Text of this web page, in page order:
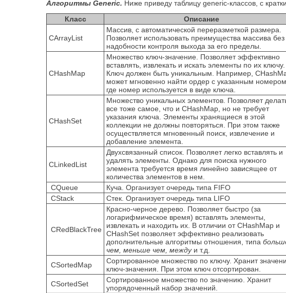
Алгоритмы Generic. Ниже приведу таблицу generic-классов, с
Класс
Описание
CArrayList
Массив, с автоматической переразметкой размера.
Позволяет использовать преимущества массива без
надобности контроля выхода за его пределы.
CHashMap
Множество ключ-значение. Позволяет эффективно
вставлять, извлекать и искать элементы по их ключу.
Ключ должен быть уникальным. Например,
может мгновенно найти ордер с указанным
где номер используется в виде ключа.
СHashSet
Множество уникальных элементов. Позволяет
все тоже самое, что и CHashMap, но не требует
указания ключа. Элементы хранящиеся в этой
коллекции не должны повторяться. При этом также
осуществляется мгновенный поиск, извлечение и
добавление элемента.
CLinkedList
Двухсвязанный список. Позволяет легко вставлять и
удалять элементы. Однако для поиска нужного
элемента требуется время линейно зависящее от
количества элементов в нем.
CQueue
Куча. Организует очередь типа FIFO
CStack
Стек. Организует очередь типа LIFO
CRedBlackTree
Красно-черное дерево. Позволяет быстро (за
логарифмическое время) вставлять элементы,
извлекать и находить их. В отличии от CHashMap и
CHashSet позволяет эффективно реализовать
дополнительные алгоритмы отношения, типа
чем, меньше чем, междуи т.д.
CSortedMap
Сортированное множество по ключу. Хранит
ключ-значения. При этом ключ отсортирован.
CSortedSet
Сортированное множество по значению. Хранит
упорядоченный набор значений.